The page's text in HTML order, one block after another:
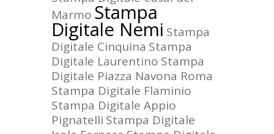
Marmo Stampa
Digitale Nemi Stampa
Digitale Cinquina Stampa
Digitale Laurentino Stampa
Digitale Piazza Navona Roma
Stampa Digitale Flaminio
Stampa Digitale Appio
Pignatelli Stampa Digitale